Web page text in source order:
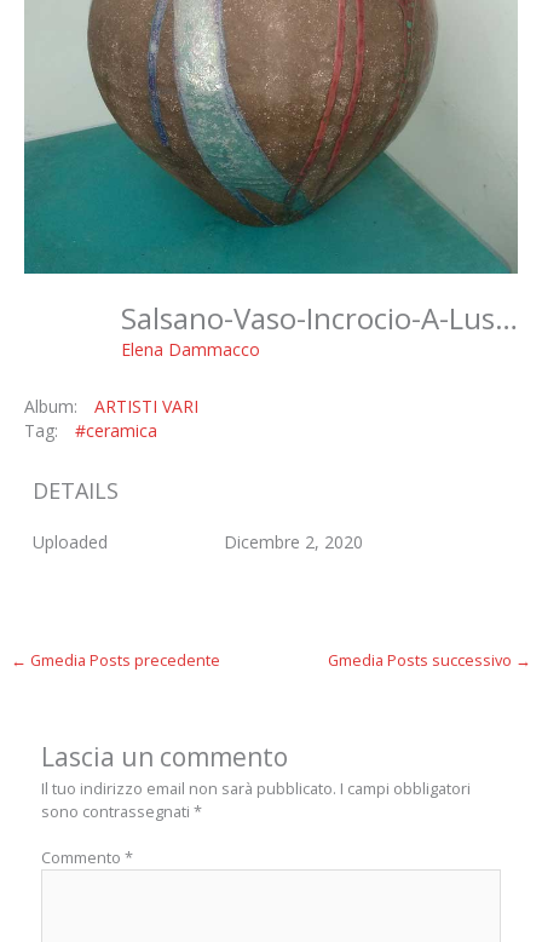
Salsano-Vaso-Incrocio-A-Lustro
Elena Dammacco
Album:
ARTISTI VARI
Tag:
#ceramica
DETAILS
Uploaded Dicembre 2, 2020
← Gmedia Posts precedente Gmedia Posts successivo →
Lascia un commento
Il tuo indirizzo email non sarà pubblicato. I campi obbligatori
sono contrassegnati*
Commento*